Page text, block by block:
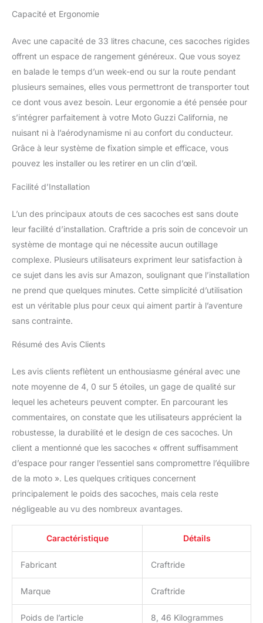
sont nécessaires pour le
montage. Veuillez utiliser
les dimensions et les
est possible de monter
Capacité et Ergonomie
Avec une capacité de 33 litres chacune, ces sacoches rigides
offrent un espace de rangement généreux. Que vous soyez
en balade le temps d’un week-end ou sur la route pendant
plusieurs semaines, elles vous permettront de transporter tout
ce dont vous avez besoin. Leur ergonomie a été pensée pour
s’intégrer parfaitement à votre Moto Guzzi California, ne
nuisant ni à l’aérodynamisme ni au confort du conducteur.
Grâce à leur système de fixation simple et efficace, vous
pouvez les installer ou les retirer en un clin d’œil.
Facilité d’Installation
L’un des principaux atouts de ces sacoches est sans doute
leur facilité d’installation. Craftride a pris soin de concevoir un
système de montage qui ne nécessite aucun outillage
complexe. Plusieurs utilisateurs expriment leur satisfaction à
ce sujet dans les avis sur Amazon, soulignant que l’installation
ne prend que quelques minutes. Cette simplicité d’utilisation
est un véritable plus pour ceux qui aiment partir à l’aventure
sans contrainte.
Résumé des Avis Clients
Les avis clients reflètent un enthousiasme général avec une
note moyenne de 4, 0 sur 5 étoiles, un gage de qualité sur
lequel les acheteurs peuvent compter. En parcourant les
commentaires, on constate que les utilisateurs apprécient la
robustesse, la durabilité et le design de ces sacoches. Un
client a mentionné que les sacoches « offrent suffisamment
d’espace pour ranger l’essentiel sans compromettre l’équilibre
de la moto ». Les quelques critiques concernent
principalement le poids des sacoches, mais cela reste
négligeable au vu des nombreux avantages.
Caractéristique Détails
Fabricant Craftride
Marque Craftride
Poids de l’article 8, 46 Kilogrammes